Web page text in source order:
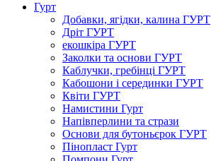
Гурт
Добавки, ягідки, калина ГУРТ
Дріт ГУРТ
екошкіра ГУРТ
Заколки та основи ГУРТ
Каблучки, гребінці ГУРТ
Кабошони і серединки ГУРТ
Квіти ГУРТ
Намистини Гурт
Напівперлини та стрази
Основи для бутоньєрок ГУРТ
Пінопласт Гурт